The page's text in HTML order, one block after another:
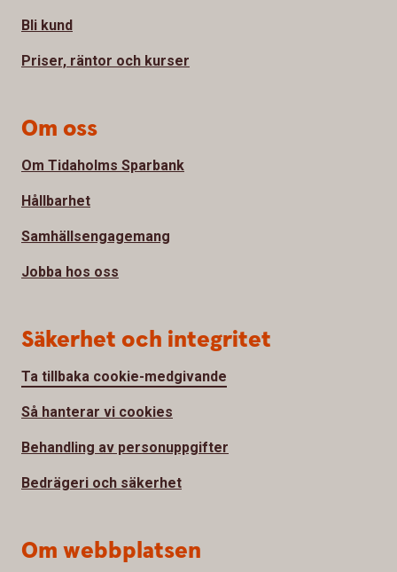
Bli kund
Priser, räntor och kurser
Om oss
Om Tidaholms Sparbank
Hållbarhet
Samhällsengagemang
Jobba hos oss
Säkerhet och integritet
Ta tillbaka cookie-medgivande
Så hanterar vi cookies
Behandling av personuppgifter
Bedrägeri och säkerhet
Om webbplatsen